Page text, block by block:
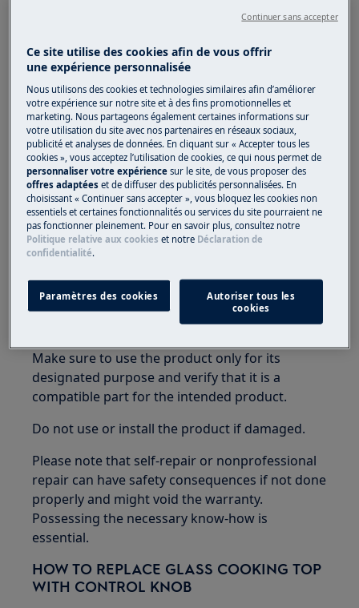
WARNING!RISK OF BURNS
Before any repair or maintenance operation
make sure the appliance is not hot.
WARNING!CHOKING HAZARD
Small parts not for children under 3 years. Keep
all small parts and packaging out of reach of
children.
Only adults should use or install the product.
Make sure to use the product only for its
designated purpose and verify that it is a
compatible part for the intended product.
Do not use or install the product if damaged.
Please note that self-repair or nonprofessional
repair can have safety consequences if not done
properly and might void the warranty.
Possessing the necessary know-how is
essential.
HOW TO REPLACE GLASS COOKING TOP
WITH CONTROL KNOB
Ce site utilise des cookies afin de vous offrir
une expérience personnalisée
Nous utilisons des cookies et technologies similaires afin d’améliorer
votre expérience sur notre site et à des fins promotionnelles et
marketing. Nous partageons également certaines informations sur
votre utilisation du site avec nos partenaires en réseaux sociaux,
publicité et analyses de données. En cliquant sur « Accepter tous les
cookies », vous acceptez l’utilisation de cookies, ce qui nous permet de
personnaliser votre expériencesur le site, de vous proposer des
offres adaptées et de diffuser des publicités personnalisées. En
choisissant « Continuer sans accepter », vous bloquez les cookies non
essentiels et certaines fonctionnalités ou services du site pourraient ne
pas fonctionner pleinement. Pour en savoir plus, consultez notre
Politique relative aux cookies et notre Déclaration de
confidentialité.
Paramètres des cookies
Autoriser tous les
cookies
Continuer sans accepter